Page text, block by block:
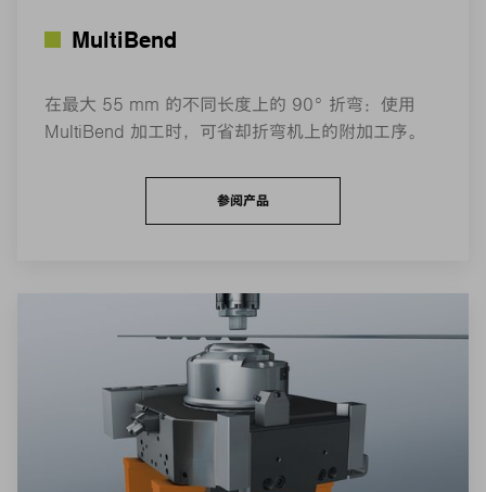
MultiBend
在最大 55 mm 的不同长度上的 90° 折弯：使用
MultiBend 加工时，可省却折弯机上的附加工序。
参阅产品